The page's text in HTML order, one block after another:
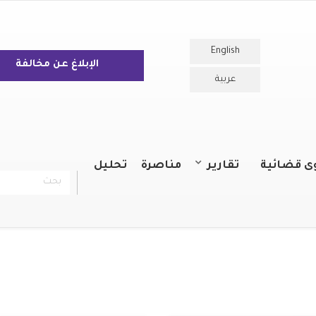
English
عربية
الإبلاغ عن مخالفة
قضائية تقارير مناصرة تحليل